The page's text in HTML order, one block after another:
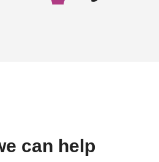
can help